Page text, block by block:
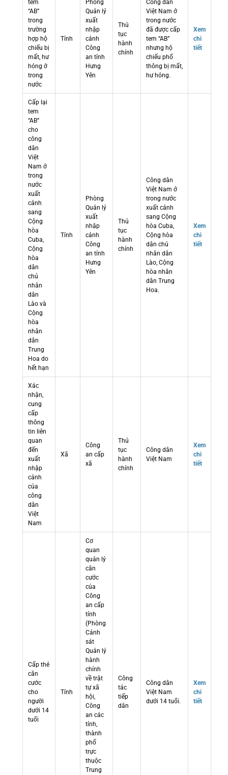
tem
“AB”
trong
trường
hợp hộ
chiếu bị
mất, hư
hỏng ở
trong
nước
Tỉnh
Phòng
Quản lý
xuất
nhập
cảnh
Công
an tỉnh
Hưng
Yên
Thủ
tục
hành
chính
Công dân
Việt Nam ở
trong nước
đã được cấp
tem “AB”
nhưng hộ
chiếu phổ
thông bị mất,
hư hỏng.
Xem
chi
tiết
Cấp lại
tem
“AB”
cho
công
dân
Việt
Nam ở
trong
nước
xuất
cảnh
sang
Cộng
hòa
Cuba,
Cộng
hòa
dân
chủ
nhân
dân
Lào và
Cộng
hòa
nhân
dân
Trung
Hoa do
hết hạn
Tỉnh
Phòng
Quản lý
xuất
nhập
cảnh
Công
an tỉnh
Hưng
Yên
Thủ
tục
hành
chính
Công dân
Việt Nam ở
trong nước
xuất cảnh
sang Cộng
hòa Cuba,
Cộng hòa
dân chủ
nhân dân
Lào, Cộng
hòa nhân
dân Trung
Hoa.
Xem
chi
tiết
Xác
nhận,
cung
cấp
thông
tin liên
quan
đến
xuất
nhập
cảnh
của
công
dân
Việt
Nam
Xã
Công
an cấp
xã
Thủ
tục
hành
chính
Công dân
Việt Nam
Xem
chi
tiết
Cấp thẻ
căn
cước
cho
người
dưới 14
tuổi
Tỉnh
Cơ
quan
quản lý
căn
cước
của
Công
an cấp
tỉnh
(Phòng
Cảnh
sát
Quản lý
hành
chính
về trật
tự xã
hội,
Công
an các
tỉnh,
thành
phố
trực
thuộc
Trung
Công
tác
tiếp
dân
Công dân
Việt Nam
dưới 14 tuổi.
Xem
chi
tiết